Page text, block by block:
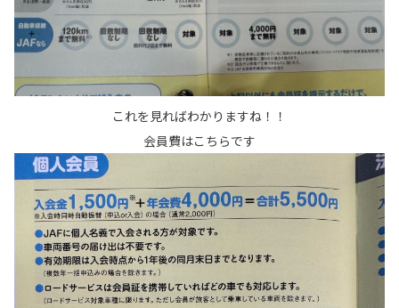
これを見ればわかりますね！！
会員費はこちらです